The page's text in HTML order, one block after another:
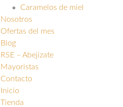
Caramelos de miel
Nosotros
Ofertas del mes
Blog
RSE – Abejízate
Mayoristas
Contacto
Inicio
Tienda